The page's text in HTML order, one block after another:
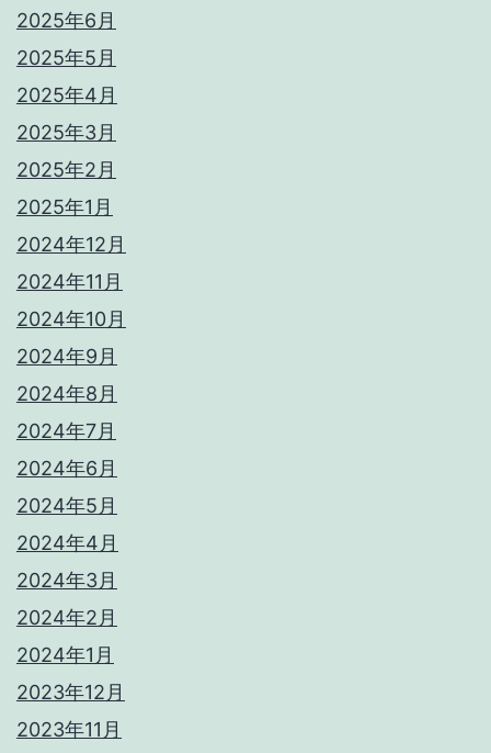
2025年6月
2025年5月
2025年4月
2025年3月
2025年2月
2025年1月
2024年12月
2024年11月
2024年10月
2024年9月
2024年8月
2024年7月
2024年6月
2024年5月
2024年4月
2024年3月
2024年2月
2024年1月
2023年12月
2023年11月